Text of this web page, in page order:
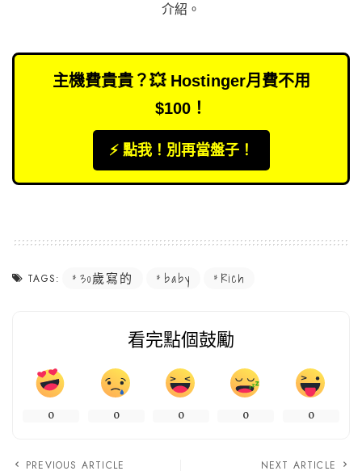
介紹 。
主機費貴貴？💥 Hostinger月費不用
$100！
⚡️ 點我！別再當盤子！
TAGS: 30歲寫的 baby Rich
看完點個鼓勵
0 0 0 0 0
PREVIOUS ARTICLE NEXT ARTICLE